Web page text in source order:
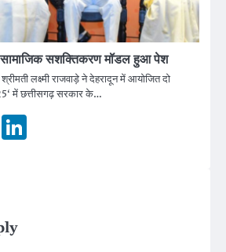
सामाजिक सशक्तिकरण मॉडल हुआ पेश
लक्ष्मी राजवाड़े ने देहरादून में आयोजित दो
में छत्तीसगढ़ सरकार के…
Telegram